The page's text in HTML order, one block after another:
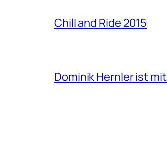
Chill and Ride 2015
Dominik Hernler ist